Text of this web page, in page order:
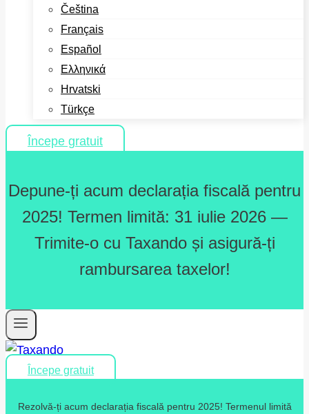
Čeština
Français
Español
Ελληνικά
Hrvatski
Türkçe
Începe gratuit
Depune-ți acum declarația fiscală pentru
2025! Termen limită: 31 iulie 2026 —
Trimite-o cu Taxando și asigură-ți
rambursarea taxelor!
Începe gratuit
Rezolvă-ți acum declarația fiscală pentru 2025! Termenul limită